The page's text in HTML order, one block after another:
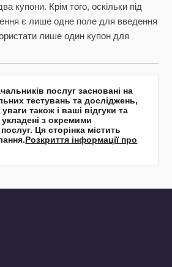
купони. Крім того, оскільки під
є лише одне поле для введення
лише один купон для
послуг засновані на
тестувань та досліджень,
також і ваші відгуки та
укладені з окремими
Ця сторінка містить
Розкриття інформації про